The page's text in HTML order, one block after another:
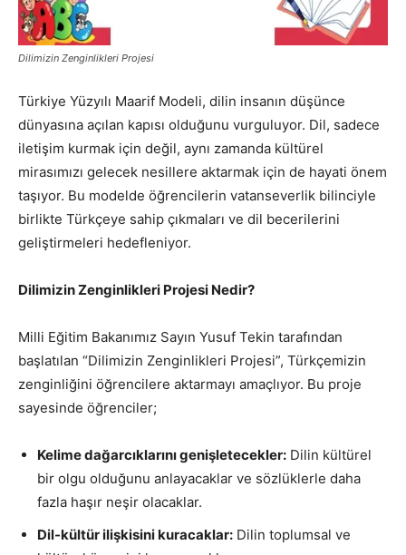
Dilimizin Zenginlikleri Projesi
Türkiye Yüzyılı Maarif Modeli, dilin insanın düşünce
dünyasına açılan kapısı olduğunu vurguluyor. Dil, sadece
iletişim kurmak için değil, aynı zamanda kültürel
mirasımızı gelecek nesillere aktarmak için de hayati önem
taşıyor. Bu modelde öğrencilerin vatanseverlik bilinciyle
birlikte Türkçeye sahip çıkmaları ve dil becerilerini
geliştirmeleri hedefleniyor.
Dilimizin Zenginlikleri Projesi Nedir?
Milli Eğitim Bakanımız Sayın Yusuf Tekin tarafından
başlatılan “Dilimizin Zenginlikleri Projesi”, Türkçemizin
zenginliğini öğrencilere aktarmayı amaçlıyor. Bu proje
sayesinde öğrenciler;
Kelime dağarcıklarını genişletecekler: Dilin kültürel
bir olgu olduğunu anlayacaklar ve sözlüklerle daha
fazla haşır neşir olacaklar.
Dil-kültür ilişkisini kuracaklar: Dilin toplumsal ve